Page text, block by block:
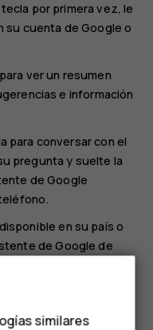
por primera vez, le
su cuenta de Google o
ver un resumen
e información
para conversar con el
pregunta y suelte la
de Google
en su país o
de Google de
abrir el buscador de
similares